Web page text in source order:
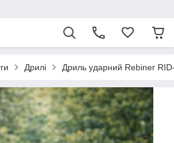
Дрилі Дриль ударний Rebiner